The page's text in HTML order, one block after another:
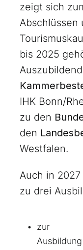
zeigt sich
Abschlüssen
bis 2025
IHK Bonn/
zu den
den
Westfalen.
Auch in
zu drei
zur
Ausbildung